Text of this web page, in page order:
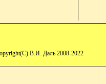
В.И. Даль 2008-2022